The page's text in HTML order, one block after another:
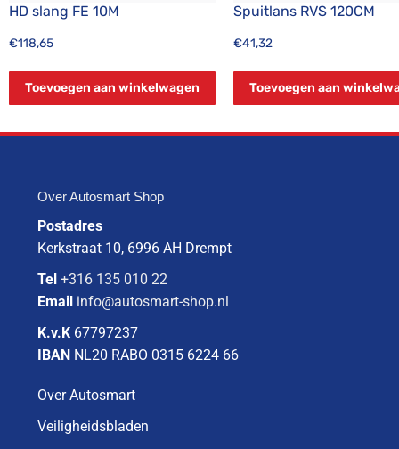
HD slang FE 10M
€118,65
Toevoegen aan winkelwagen
Spuitlans RVS 120CM
€41,32
Toevoegen aan
Over Autosmart Shop
Postadres
Kerkstraat 10, 6996 AH Drempt
Tel +316 135 010 22
Email info@autosmart-shop.nl
K.v.K 67797237
IBAN NL20 RABO 0315 6224 66
Over Autosmart
Veiligheidsbladen